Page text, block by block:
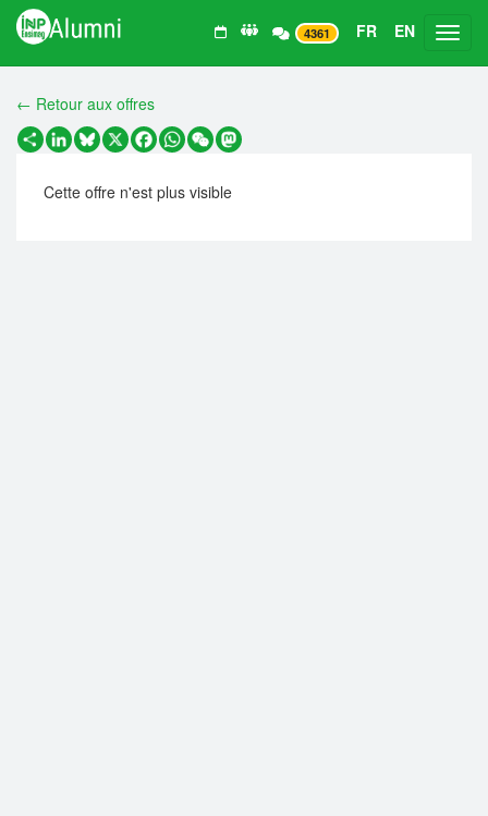
4361 FR EN
← Retour aux offres
PartagerLinkedIn
Bluesky
X Facebook
WhatsApp
WeChatMastodon
Cette offre n'est plus visible